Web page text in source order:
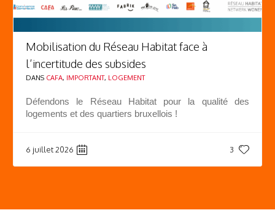
Mobilisation du Réseau Habitat face à
l’incertitude des subsides
DANS CAFA, IMPORTANT, LOGEMENT
Défendons le Réseau Habitat pour la qualité des
logements et des quartiers bruxellois !
3
6 juillet 2026